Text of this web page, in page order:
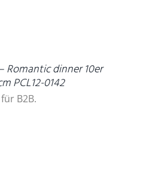
Romantic dinner 10er
PCL12-0142
B2B.